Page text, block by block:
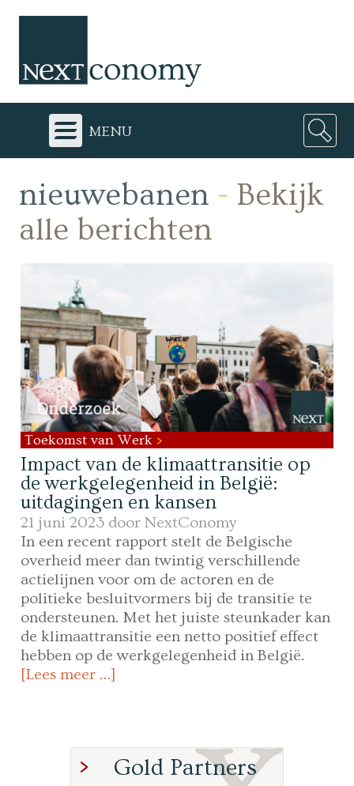
menu
nieuwebanen - Bekijk
alle berichten
Toekomst van Werk
Impact van de klimaattransitie op
de werkgelegenheid in België:
uitdagingen en kansen
21 juni 2023 doorNextConomy
In een recent rapport stelt de Belgische
overheid meer dan twintig verschillende
actielijnen voor om de actoren en de
politieke besluitvormers bij de transitie te
ondersteunen. Met het juiste steunkader kan
de klimaattransitie een netto positief effect
hebben op de werkgelegenheid in België.
[Lees meer …]
Gold Partners